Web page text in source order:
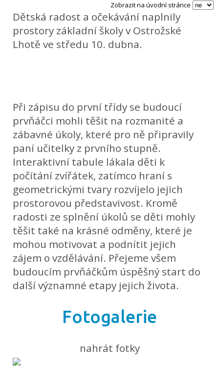
Zobrazit na úvodní stránce
Dětská radost a očekávání naplnily
prostory základní školy v Ostrožské
Lhotě ve středu 10. dubna.
Při zápisu do první třídy se budoucí
prvňáčci mohli těšit na rozmanité a
zábavné úkoly, které pro ně připravily
paní učitelky z prvního stupně.
Interaktivní tabule lákala děti k
počítání zvířátek, zatímco hraní s
geometrickými tvary rozvíjelo jejich
prostorovou představivost. Kromě
radosti ze splnění úkolů se děti mohly
těšit také na krásné odměny, které je
mohou motivovat a podnítit jejich
zájem o vzdělávání. Přejeme všem
budoucím prvňáčkům úspěšný start do
další významné etapy jejich života.
Fotogalerie
nahrát fotky